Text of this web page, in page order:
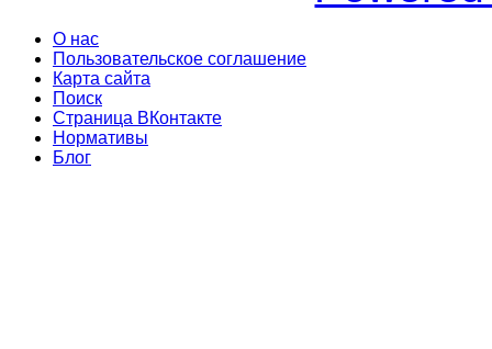
О нас
Пользовательское соглашение
Карта сайта
Поиск
Страница ВКонтакте
Нормативы
Блог